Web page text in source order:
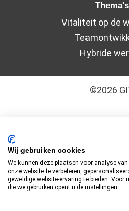
Thema's
Vitaliteit op de
Hybride
©2026
GITP is ISO 9001:2015
Wij gebruiken cookies
We kunnen deze plaatsen voor analyse
onze website te verbeteren,
geweldige website-ervaring te bieden. Voor
die we gebruiken opent u de instellingen.